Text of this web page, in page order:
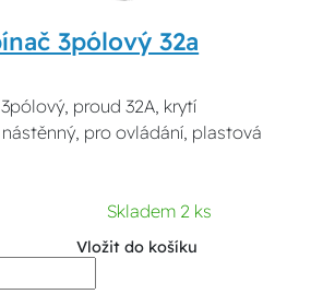
3pólový 32a
proud 32A, krytí
pro ovládání, plastová
Skladem 2 ks
Vložit do košíku